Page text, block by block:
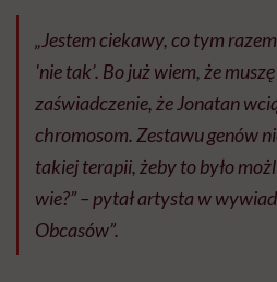
„Jestem ciekawy, co tym
'nie tak’. Bo już wiem, że
zaświadczenie, że Jonatan
chromosom. Zestawu genów
takiej terapii, żeby to było
wie?” – pytał artysta w
Obcasów”.